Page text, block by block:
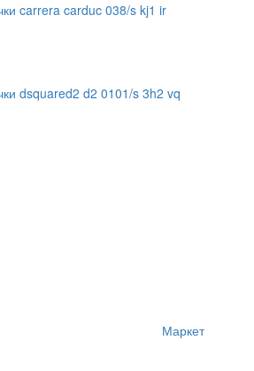
carrera carduc 038/s kj1 ir
dsquared2 d2 0101/s 3h2 vq
Маркет